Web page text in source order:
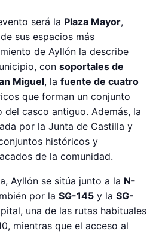
será la Plaza Mayor,
sus espacios más
de Ayllón la describe
con soportales de
Miguel, la fuente de cuatro
que forman un conjunto
casco antiguo. Además, la
por la Junta de Castilla y
históricos y
de la comunidad.
Ayllón se sitúa junto a la N-
por la SG-145 y la SG-
una de las rutas habituales
mientras que el acceso al